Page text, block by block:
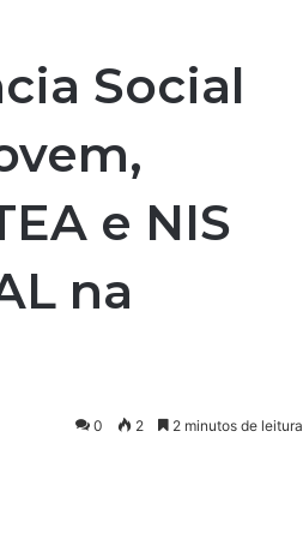
Social
e NIS
na
0 2 2 minutos de leitura